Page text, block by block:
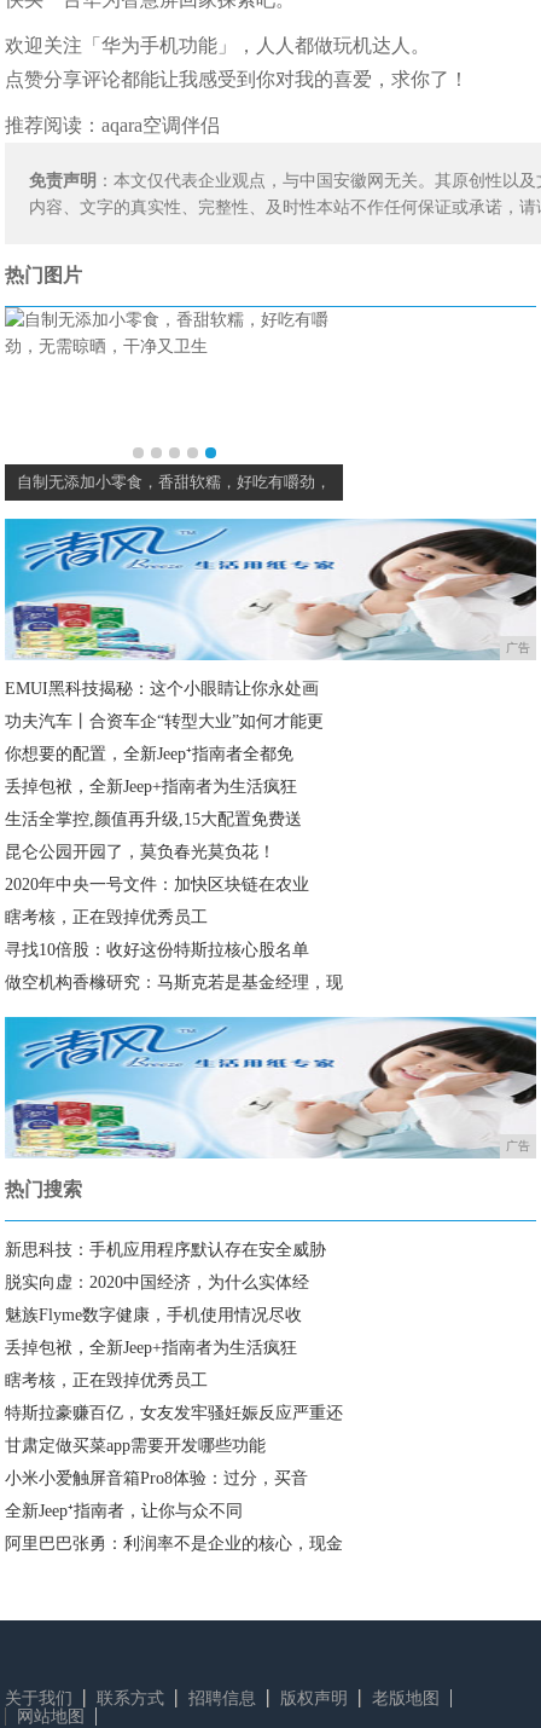
欢迎关注「华为手机功能」，人人都做玩机达人。​​​​
点赞分享评论都能让我感受到你对我的喜爱，求你了！
推荐阅读：aqara空调伴侣
免责声明 ：本文仅代表企业观点，与中国安徽网无关。其原创性以
内容、文字的真实性、完整性、及时性本站不作任何保证或承诺，
热门图片
自制无添加小零食，香甜软糯，好吃有嚼劲，
广告
EMUI黑科技揭秘：这个小眼睛让你永处画
功夫汽车丨合资车企“转型大业”如何才能更
你想要的配置，全新Jeep⁺指南者全都免
丢掉包袱，全新Jeep+指南者为生活疯狂
生活全掌控,颜值再升级,15大配置免费送
昆仑公园开园了，莫负春光莫负花！
2020年中央一号文件：加快区块链在农业
瞎考核，正在毁掉优秀员工
寻找10倍股：收好这份特斯拉核心股名单
做空机构香橼研究：马斯克若是基金经理，现
广告
热门搜索
新思科技：手机应用程序默认存在安全威胁
脱实向虚：2020中国经济，为什么实体经
魅族Flyme数字健康，手机使用情况尽收
丢掉包袱，全新Jeep+指南者为生活疯狂
瞎考核，正在毁掉优秀员工
特斯拉豪赚百亿，女友发牢骚妊娠反应严重还
甘肃定做买菜app需要开发哪些功能
小米小爱触屏音箱Pro8体验：过分，买音
全新Jeep⁺指南者，让你与众不同
阿里巴巴张勇：利润率不是企业的核心，现金
关于我们 联系方式 招聘信息 版权声明
老版地图
网站地图